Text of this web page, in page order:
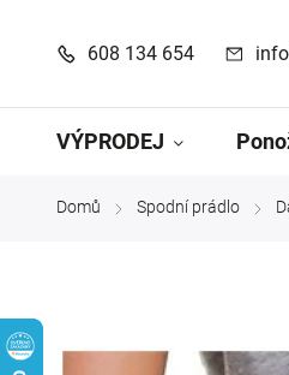
608 134 654
VÝPRODEJ
Domů / Spodní prádlo /